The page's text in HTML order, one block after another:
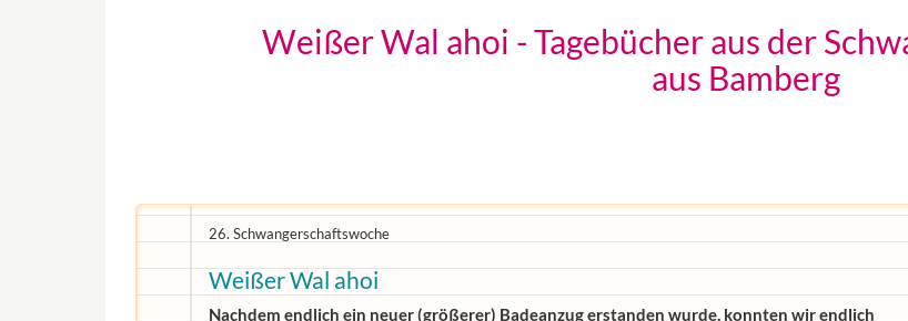
Weißer Wal ahoi - Tagebücher aus der
aus Bamberg
26. Schwangerschaftswoche
Weißer Wal ahoi
Nachdem endlich ein neuer (größerer) Badeanzug erstanden wurde, konnten wir endlich